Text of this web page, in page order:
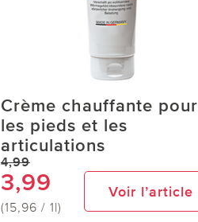
Crème chauffante pour
les pieds et les
articulations
4,99
3,99
(15,96 / 1l)
Voir l’article